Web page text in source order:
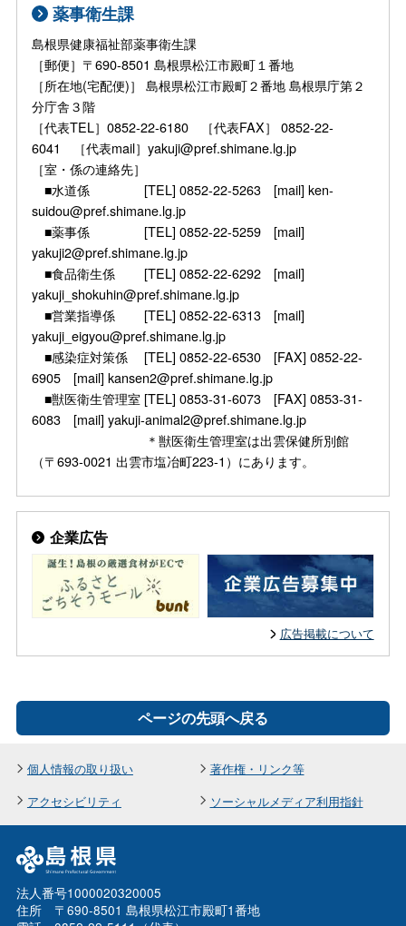
薬事衛生課
島根県健康福祉部薬事衛生課
［郵便］〒690-8501 島根県松江市殿町１番地
［所在地(宅配便)］ 島根県松江市殿町２番地 島根県庁第２
分庁舎３階
［代表TEL］0852-22-6180 ［代表FAX］ 0852-22-
6041 ［代表mail］yakuji@pref.shimane.lg.jp
［室・係の連絡先］
■水道係 [TEL] 0852-22-5263 [mail] ken-
suidou@pref.shimane.lg.jp
■薬事係 [TEL] 0852-22-5259 [mail]
yakuji2@pref.shimane.lg.jp
■食品衛生係 [TEL] 0852-22-6292 [mail]
yakuji_shokuhin@pref.shimane.lg.jp
■営業指導係 [TEL] 0852-22-6313 [mail]
yakuji_eigyou@pref.shimane.lg.jp
■感染症対策係 [TEL] 0852-22-6530 [FAX] 0852-22-
6905 [mail] kansen2@pref.shimane.lg.jp
■獣医衛生管理室 [TEL] 0853-31-6073 [FAX] 0853-31-
6083 [mail] yakuji-animal2@pref.shimane.lg.jp
＊獣医衛生管理室は出雲保健所別館
（〒693-0021 出雲市塩冶町223-1）にあります。
企業広告
広告掲載について
ページの先頭へ戻る
個人情報の取り扱い
著作権・リンク等
アクセシビリティ
ソーシャルメディア利用指針
法人番号1000020320005
住所 〒690-8501 島根県松江市殿町1番地